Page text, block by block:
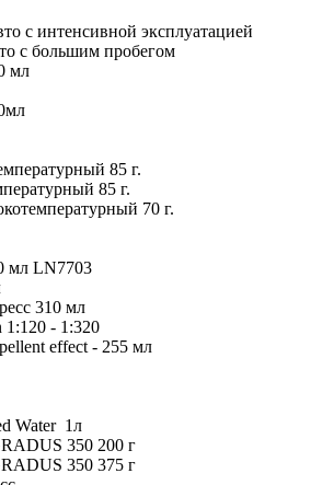
с интенсивной эксплуатацией
с большим пробегом
мл
85 г.
85 г.
70 г.
мл LN7703
310 мл
1:120 - 1:320
effect - 255 мл
Water 1л
350 200 г
350 375 г